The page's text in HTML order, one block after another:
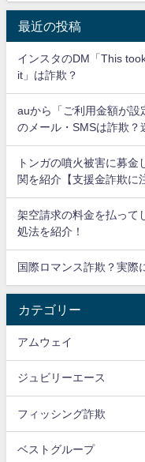
最近の投稿
インスタのDM「This
it」は詐欺？
auから「ご利用金額が設
のメール・SMSは詐欺？
トンガの噴火被害に募
関を紹介【支援金詐欺に
架空請求の料金を払って
処法を紹介！
国際ロマンス詐欺？実際
カテゴリー
アムウェイ
ジュビリーエース
フィッシング詐欺
ベストグループ